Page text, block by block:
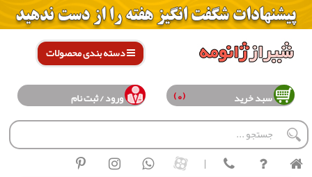
دسته بندی محصولات
سبد خرید (0) ورود / ثبت نام
|